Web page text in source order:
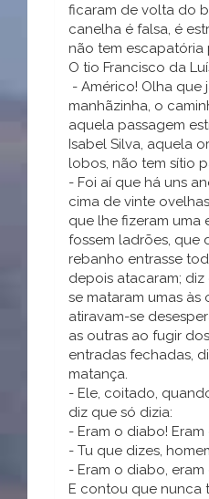
ficaram de volta do
canelha é falsa, é
não tem escapatória
O tio Francisco da
- Américo! Olha que
manhãzinha, o
aquela passagem
Isabel Silva, aquela
lobos, não tem sítio
- Foi aí que há uns
cima de vinte
que lhe fizeram uma
fossem ladrões, que
rebanho entrasse
depois atacaram;
se mataram umas às
atiravam-se
as outras ao fugir
entradas fechadas,
matança.
- Ele, coitado,
diz que só dizia:
- Eram o diabo!
- Tu que dizes,
- Eram o diabo,
E contou que nunca